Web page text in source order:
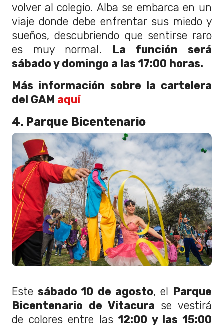
volver al colegio. Alba se embarca en un
viaje donde debe enfrentar sus miedo y
sueños, descubriendo que sentirse raro
es muy normal. La función será
sábado y domingo a las 17:00 horas.
Más información sobre la cartelera
del GAM aquí
4. Parque Bicentenario
Estesábado 10 de agosto, el Parque
Bicentenario de Vitacura se vestirá
de colores entre las12:00 y las 15:00